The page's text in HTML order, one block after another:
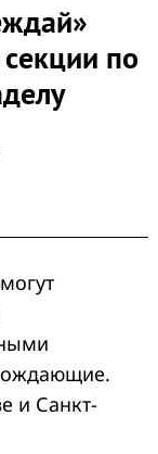
по
и Санкт-